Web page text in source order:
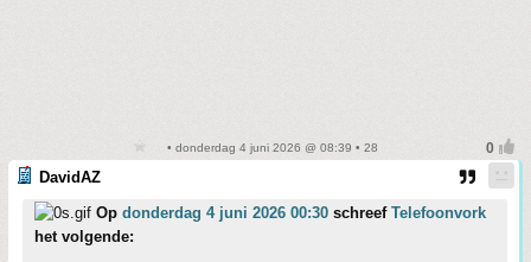
• donderdag 4 juni 2026 @ 08:39 • 28
DavidAZ
Op donderdag 4 juni 2026 00:30 schreef Telefoonvork
het volgende: